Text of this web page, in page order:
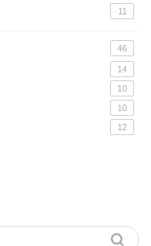
11
46
14
10
10
12